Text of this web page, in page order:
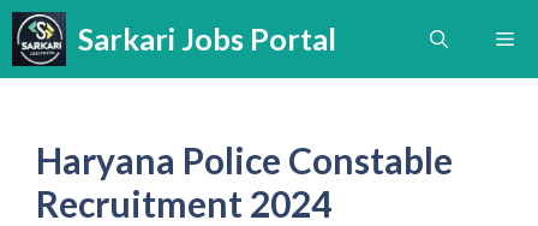
Skip
to
content
Sarkari Jobs Portal
Haryana Police Constable
Recruitment 2024